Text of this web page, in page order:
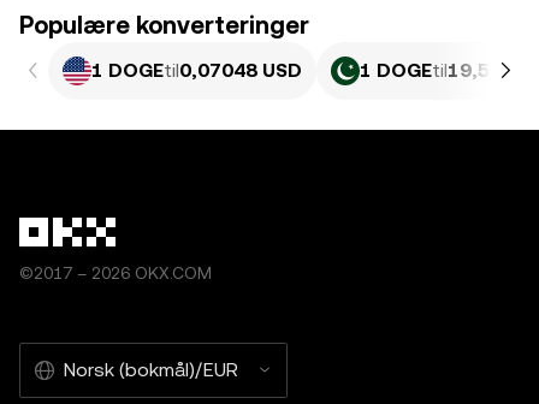
Populære konverteringer
1 DOGEtil0,07048 USD 1 DOGEtil19,58
©2017 – 2026 OKX.COM
Norsk (bokmål)/EUR